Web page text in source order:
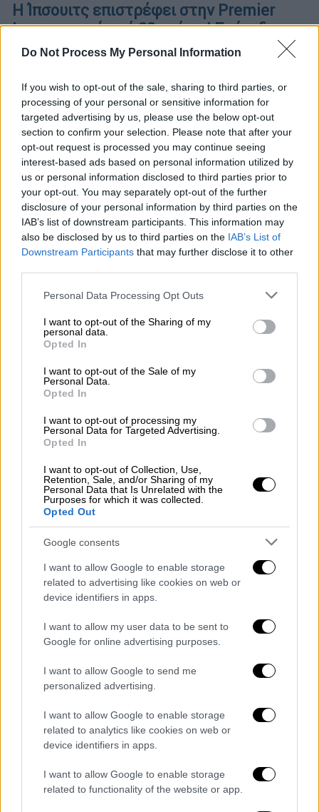
Do Not Process My Personal Information
If you wish to opt-out of the sale, sharing to third parties, or
processing of your personal or sensitive information for
targeted advertising by us, please use the below opt-out
section to confirm your selection. Please note that after your
opt-out request is processed you may continue seeing
interest-based ads based on personal information utilized by
us or personal information disclosed to third parties prior to
your opt-out. You may separately opt-out of the further
disclosure of your personal information by third parties on the
IAB’s list of downstream participants. This information may
also be disclosed by us to third parties on the IAB’s List of
Downstream Participants that may further disclose it to other
Please note that this website/app uses one or more Google
not limited to your visit or usage behaviour. You may click to
grant or deny consent to Google and its third-party tags to
use your data for below specified purposes in below Google
consent section.
Personal Data Processing Opt Outs
I want to opt-out of the Sharing of my
personal data.
Opted In
I want to opt-out of the Sale of my
Personal Data.
Opted In
I want to opt-out of processing my
Personal Data for Targeted Advertising.
Opted In
I want to opt-out of Collection, Use,
Retention, Sale, and/or Sharing of my
Personal Data that Is Unrelated with the
Purposes for which it was collected.
Opted Out
Google consents
I want to allow Google to enable storage
related to advertising like cookies on web or
device identifiers in apps.
I want to allow my user data to be sent to
Google for online advertising purposes.
I want to allow Google to send me
personalized advertising.
I want to allow Google to enable storage
related to analytics like cookies on web or
device identifiers in apps.
I want to allow Google to enable storage
related to functionality of the website or app.
Η Ίπσουιτς επιστρέφει στην Premier
League μετά από 22 χρόνια! Επάνοδος
και για τη Λέστερ που αναδείχθηκε
Λιντς, Νόριτς, Σαουθάμπτον και Γουέστ
Μπρομ θα παίξουν στα πλέι οφ για μια θέση
στη μεγάλη κατηγορία
Αθλητισμός|06.03.2024 21:26
Σαουθάμπτον: Αναβλήθηκε ο αγώνας με
την Πρέστον
Συναγερμός για τη φωτιά δίπλα στο γήπεδο
Αθλητισμός|27.05.2023 22:30
Η Λούτον πήρε τον τελικό της
Championship, επιστρέφει στην Premier
League μετά από 31 χρόνια και το